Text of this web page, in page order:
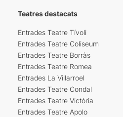
Teatres destacats
Entrades Teatre Tívoli
Entrades Teatre Coliseum
Entrades Teatre Borràs
Entrades Teatre Romea
Entrades La Villarroel
Entrades Teatre Condal
Entrades Teatre Victòria
Entrades Teatre Apolo